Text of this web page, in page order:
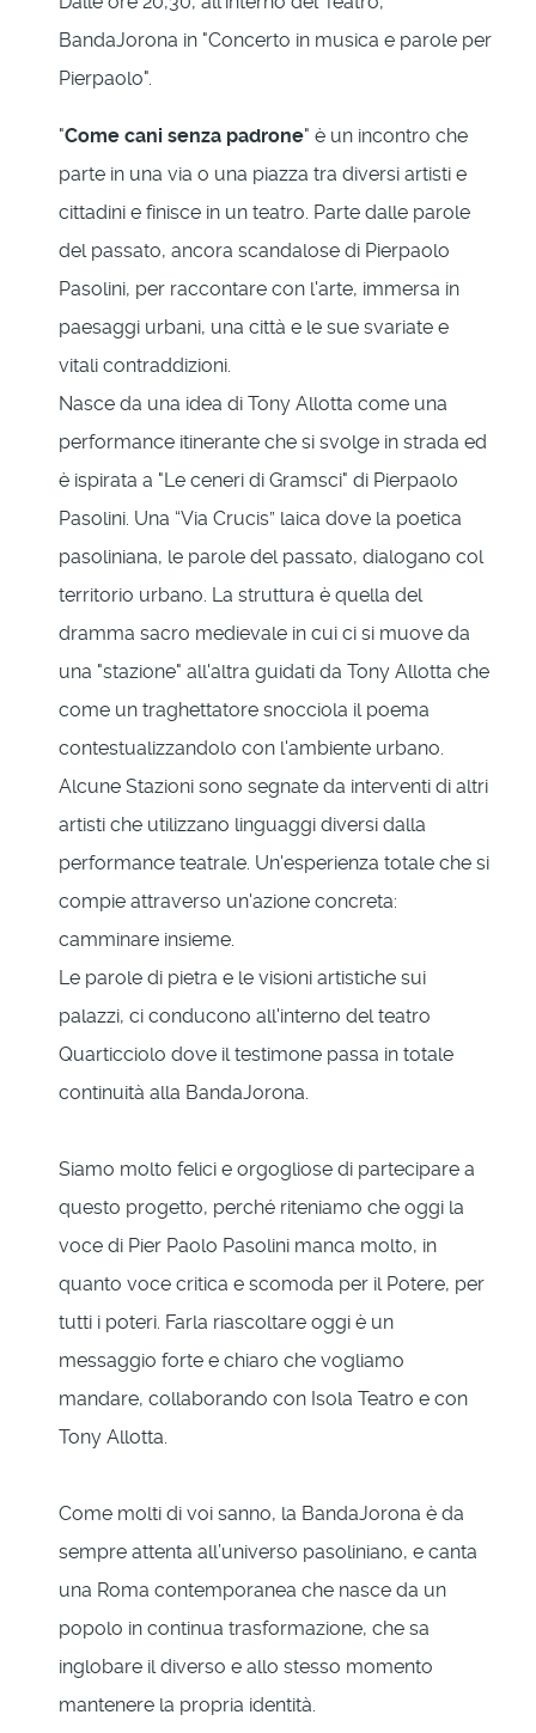
BandaJorona in "Concerto in musica e parole per
Pierpaolo".
"Come cani senza padrone" è un incontro che
parte in una via o una piazza tra diversi artisti e
cittadini e finisce in un teatro. Parte dalle parole
del passato, ancora scandalose di Pierpaolo
Pasolini, per raccontare con l'arte, immersa in
paesaggi urbani, una città e le sue svariate e
vitali contraddizioni.
Nasce da una idea di Tony Allotta come una
performance itinerante che si svolge in strada ed
è ispirata a "Le ceneri di Gramsci" di Pierpaolo
Pasolini. Una “Via Crucis” laica dove la poetica
pasoliniana, le parole del passato, dialogano col
territorio urbano. La struttura è quella del
dramma sacro medievale in cui ci si muove da
una "stazione" all'altra guidati da Tony Allotta che
come un traghettatore snocciola il poema
contestualizzandolo con l'ambiente urbano.
Alcune Stazioni sono segnate da interventi di altri
artisti che utilizzano linguaggi diversi dalla
performance teatrale. Un'esperienza totale che si
compie attraverso un'azione concreta:
camminare insieme.
Le parole di pietra e le visioni artistiche sui
palazzi, ci conducono all'interno del teatro
Quarticciolo dove il testimone passa in totale
continuità alla BandaJorona.
Siamo molto felici e orgogliose di partecipare a
questo progetto, perché riteniamo che oggi la
voce di Pier Paolo Pasolini manca molto, in
quanto voce critica e scomoda per il Potere, per
tutti i poteri. Farla riascoltare oggi è un
messaggio forte e chiaro che vogliamo
mandare, collaborando con Isola Teatro e con
Tony Allotta.
Come molti di voi sanno, la BandaJorona è da
sempre attenta all’universo pasoliniano, e canta
una Roma contemporanea che nasce da un
popolo in continua trasformazione, che sa
inglobare il diverso e allo stesso momento
mantenere la propria identità.